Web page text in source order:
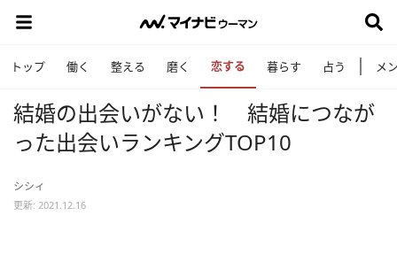
トップ 働く 整える 磨く 恋する 暮らす 占う メ
結婚の出会いがない！ 結婚につなが
った出会いランキングTOP10
シシィ
更新: 2021.12.16